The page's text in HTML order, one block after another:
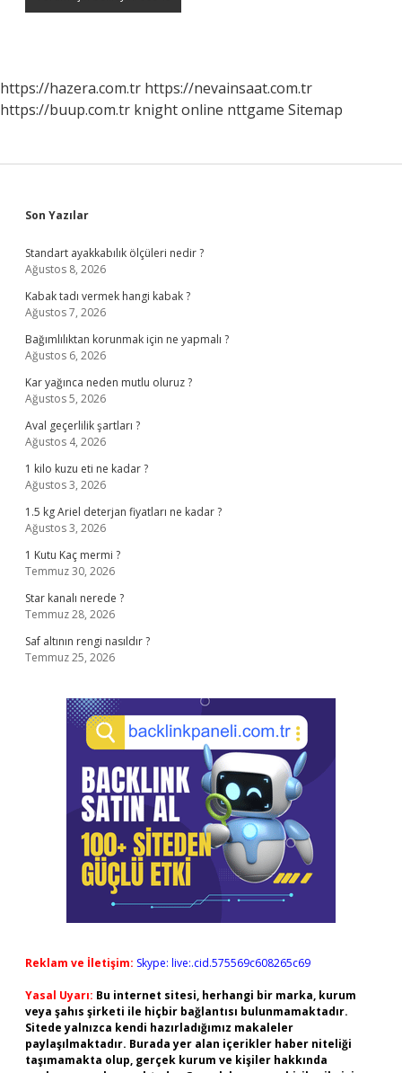
https://hazera.com.tr https://nevainsaat.com.tr
https://buup.com.tr knight online nttgame Sitemap
Sidebar
Son Yazılar
Standart ayakkabılık ölçüleri nedir ?
Ağustos 8, 2026
Kabak tadı vermek hangi kabak ?
Ağustos 7, 2026
Bağımlılıktan korunmak için ne yapmalı ?
Ağustos 6, 2026
Kar yağınca neden mutlu oluruz ?
Ağustos 5, 2026
Aval geçerlilik şartları ?
Ağustos 4, 2026
1 kilo kuzu eti ne kadar ?
Ağustos 3, 2026
1.5 kg Ariel deterjan fiyatları ne kadar ?
Ağustos 3, 2026
1 Kutu Kaç mermi ?
Temmuz 30, 2026
Star kanalı nerede ?
Temmuz 28, 2026
Saf altının rengi nasıldır ?
Temmuz 25, 2026
Reklam ve İletişim: Skype: live:.cid.575569c608265c69
Yasal Uyarı: Bu internet sitesi, herhangi bir marka, kurum
veya şahıs şirketi ile hiçbir bağlantısı bulunmamaktadır.
Sitede yalnızca kendi hazırladığımız makaleler
paylaşılmaktadır. Burada yer alan içerikler haber niteliği
taşımamakta olup, gerçek kurum ve kişiler hakkında